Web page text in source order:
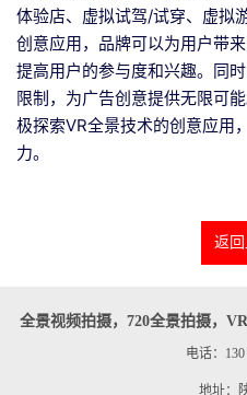
体验店、虚拟试驾/试穿、虚拟
创意应用，品牌可以为用户带
提高用户的参与度和兴趣。同
限制，为广告创意提供无限可
极探索VR全景技术的创意应用
力。
返
全景视频拍摄，720全景拍摄，
电话：130
地址：